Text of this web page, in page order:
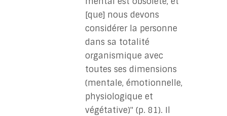
[que] nous devons
considérer la personne
dans sa totalité
organismique avec
toutes ses dimensions
(mentale, émotionnelle,
physiologique et
végétative)" (p. 81). Il